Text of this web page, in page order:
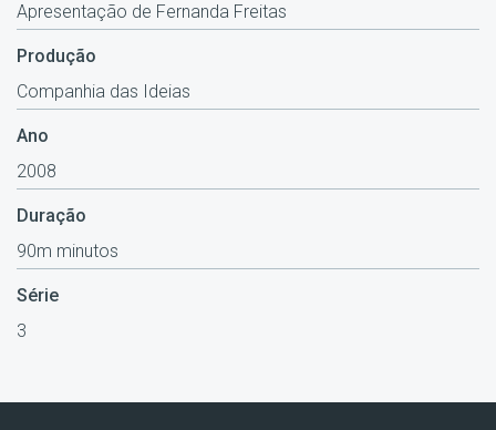
Apresentação de Fernanda Freitas
Produção
Companhia das Ideias
Ano
2008
Duração
90m minutos
Série
3